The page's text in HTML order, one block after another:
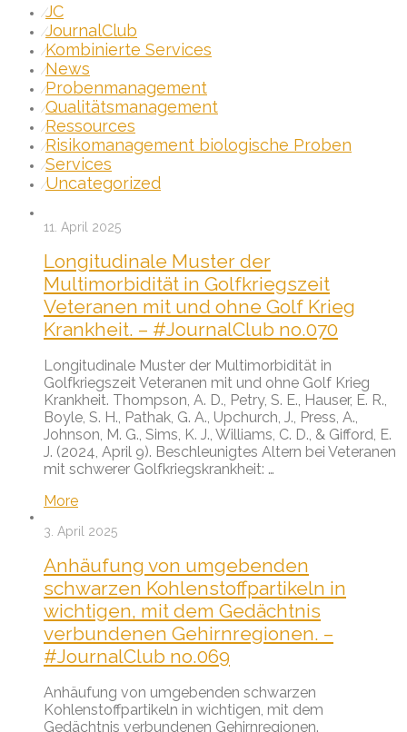
⁄JC
⁄JournalClub
⁄Kombinierte Services
⁄News
⁄Probenmanagement
⁄Qualitätsmanagement
⁄Ressources
⁄Risikomanagement biologische Proben
⁄Services
⁄Uncategorized
11. April 2025
Longitudinale Muster der
Multimorbidität in Golfkriegszeit
Veteranen mit und ohne Golf Krieg
Krankheit. – #JournalClub no.070
Longitudinale Muster der Multimorbidität in
Golfkriegszeit Veteranen mit und ohne Golf Krieg
Krankheit. Thompson, A. D., Petry, S. E., Hauser, E. R.,
Boyle, S. H., Pathak, G. A., Upchurch, J., Press, A.,
Johnson, M. G., Sims, K. J., Williams, C. D., & Gifford, E.
J. (2024, April 9). Beschleunigtes Altern bei Veteranen
mit schwerer Golfkriegskrankheit: …
More
3. April 2025
Anhäufung von umgebenden
schwarzen Kohlenstoffpartikeln in
wichtigen, mit dem Gedächtnis
verbundenen Gehirnregionen. –
#JournalClub no.069
Anhäufung von umgebenden schwarzen
Kohlenstoffpartikeln in wichtigen, mit dem
Gedächtnis verbundenen Gehirnregionen.